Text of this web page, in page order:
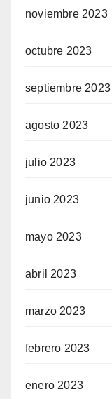
noviembre 2023
octubre 2023
septiembre 2023
agosto 2023
julio 2023
junio 2023
mayo 2023
abril 2023
marzo 2023
febrero 2023
enero 2023